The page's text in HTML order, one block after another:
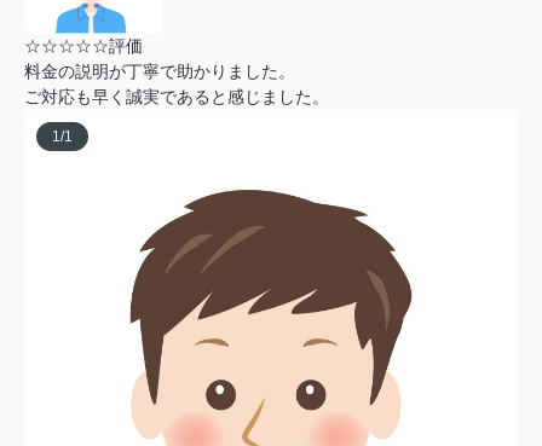
☆☆☆☆☆評価
料金の説明が丁寧で助かりました。
ご対応も早く誠実であると感じました。
1 /1